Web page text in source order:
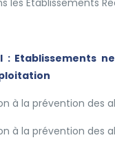
les Etablissements
: Etablissements
à la prévention des
à la prévention des